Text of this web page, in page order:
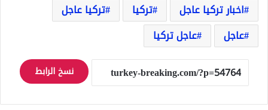
اخبار تركيا عاجل
تركيا
تركيا عاجل
عاجل
عاجل تركيا
نسخ الرابط